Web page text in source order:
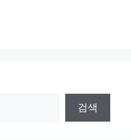
검색